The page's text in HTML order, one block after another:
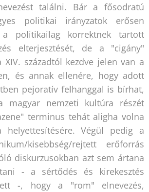
találni. Bár a fősodratú
politikai irányzatok erősen
a politikailag korrektnek tartott
elterjesztését, de a "cigány"
századtól kezdve jelen van a
és annak ellenére, hogy adott
pejoratív felhanggal is bírhat,
magyar nemzeti kultúra részét
terminus tehát aligha volna
helyettesítésére. Végül pedig a
kisebbség/rejtett erőforrás
diskurzusokban azt sem ártana
- a sértődés és kirekesztés
-, hogy a "rom" elnevezés,